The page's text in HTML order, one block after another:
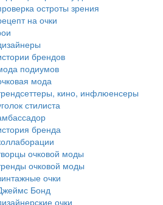
остроты зрения
на очки
брендов
подиумов
мода
кино, инфлюенсеры
стилиста
бренда
очковой моды
очковой моды
очки
Бонд
очки